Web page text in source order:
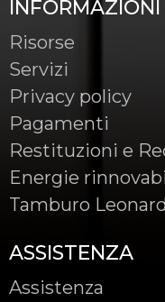
INFORMAZIONI
Risorse
Servizi
Privacy policy
Pagamenti
Restituzioni e
Energie
Tamburo
ASSISTENZA
Assistenza